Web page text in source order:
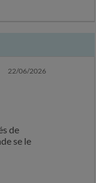
se le
are not
as any
be a
22/06/2026
de
se le